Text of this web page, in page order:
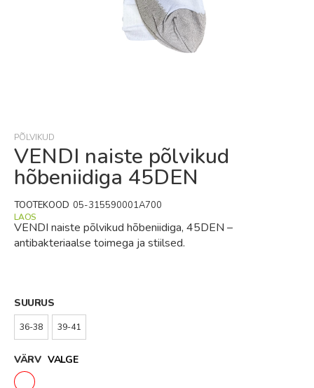
beginning
of
the
images
PÕLVIKUD
VENDI naiste põlvikud
hõbeniidiga 45DEN
VENDI naiste põlvikud hõbeniidiga, 45DEN –
antibakteriaalse toimega ja stiilsed.
LAOS
TOOTEKOOD 05-315590001A700
SUURUS
36-38 39-41
VÄRV VALGE